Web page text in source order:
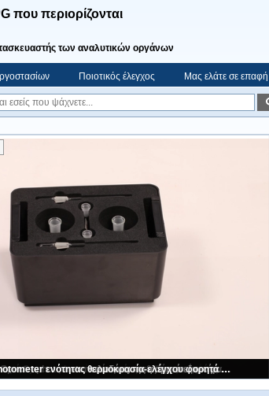
που περιορίζονται
των αναλυτικών οργάνων
Ποιοτικός έλεγχος Μας ελάτε σε
AsH3 Spectrophotometer ενότητας παραγωγής φορητά εξαρτήματα